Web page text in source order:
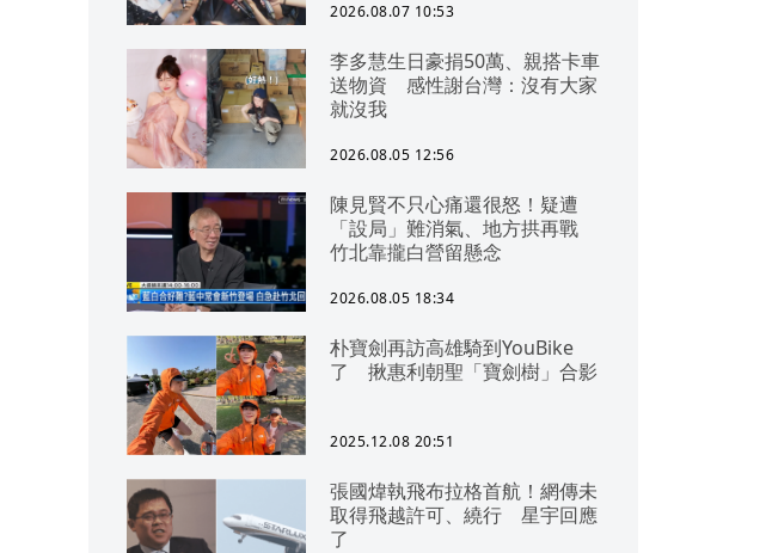
2026.08.07 10:53
李多慧生日豪捐50萬、親搭卡車
送物資 感性謝台灣：沒有大家
就沒我
2026.08.05 12:56
陳見賢不只心痛還很怒！疑遭
「設局」難消氣、地方拱再戰
竹北靠攏白營留懸念
2026.08.05 18:34
朴寶劍再訪高雄騎到YouBike
了 揪惠利朝聖「寶劍樹」合影
2025.12.08 20:51
張國煒執飛布拉格首航！網傳未
取得飛越許可、繞行 星宇回應
了